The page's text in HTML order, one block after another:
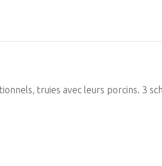
truies avec leurs porcins. 3